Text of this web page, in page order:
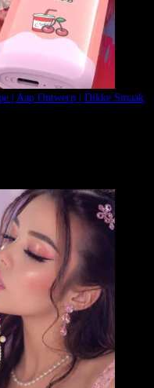
| Aap Ontwerp | Dikke Smaak